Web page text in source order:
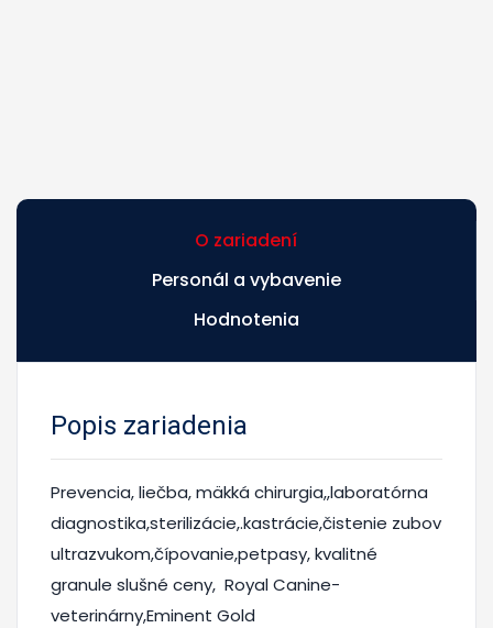
O zariadení
Personál a vybavenie
Hodnotenia
Popis zariadenia
Prevencia, liečba, mäkká chirurgia,,laboratórna
diagnostika,sterilizácie,.kastrácie,čistenie zubov
ultrazvukom,čípovanie,petpasy, kvalitné
granule slušné ceny, Royal Canine-
veterinárny,Eminent Gold